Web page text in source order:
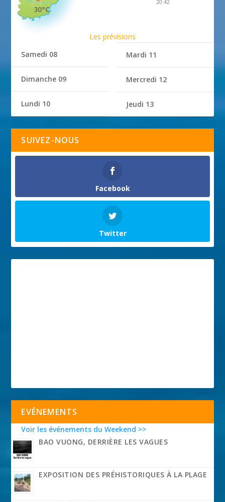
30°C
20:42
Les prévisions
Samedi 08
Dimanche 09
Lundi 10
Mardi 11
Mercredi 12
Jeudi 13
SUIVEZ-NOUS
Facebook
Twitter
EVÉNEMENTS
Voir les événements du Weekend >>
BAO VUONG, DERRIÈRE LES VAGUES
EXPOSITION DES PRÉHISTORIQUES À LA PLAGE